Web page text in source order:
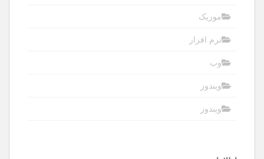
موزیک
نرم افزار
وب
ویندوز
ویندوز